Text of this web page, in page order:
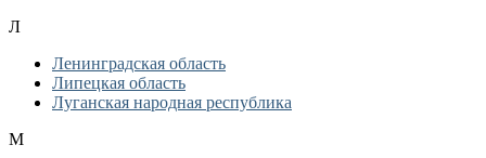
Л
Ленинградская область
Липецкая область
Луганская народная республика
М